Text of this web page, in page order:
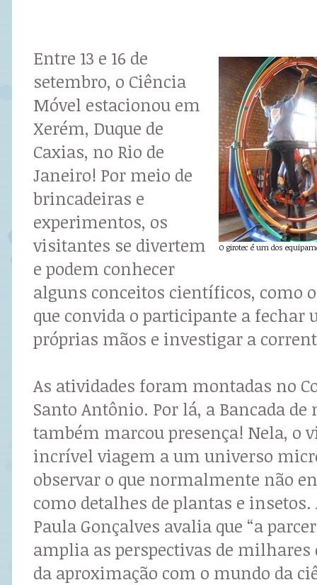
O girotec é um dos
Entre 13 e 16 de
setembro, o Ciência
Móvel estacionou em
Xerém, Duque de
Caxias, no Rio de
Janeiro! Por meio de
brincadeiras e
experimentos, os
visitantes se divertem
e podem conhecer
alguns conceitos científicos, como
que convida o participante a fechar
próprias mãos e investigar a
As atividades foram montadas no
Santo Antônio. Por lá, a Bancada
também marcou presença! Nela, o
incrível viagem a um universo
observar o que normalmente não
como detalhes de plantas e
Paula Gonçalves avalia que “a
amplia as perspectivas de milhares
da aproximação com o mundo da